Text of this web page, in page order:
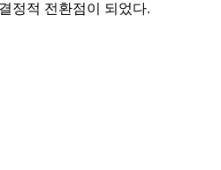
정적 전환점이 되었다.